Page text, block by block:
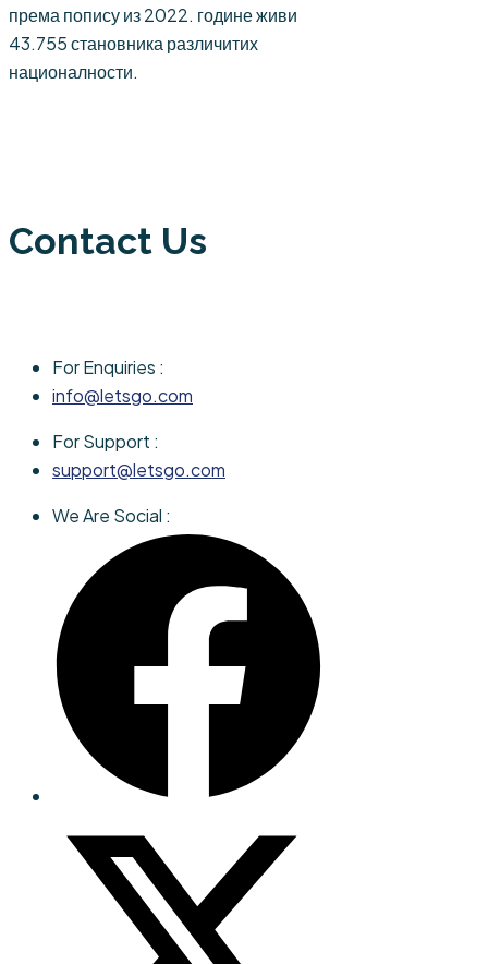
према попису из 2022. године живи
43.755 становника различитих
националности.
Contact Us
For Enquiries :
info@letsgo.com
For Support :
support@letsgo.com
We Are Social :